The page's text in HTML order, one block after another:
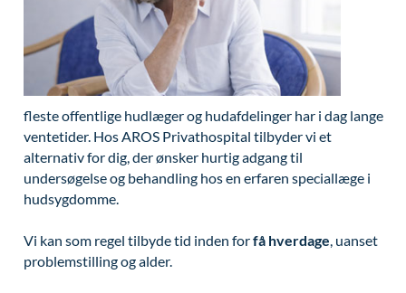
Ar og strækmærker
Uønsket hårvækst
Hårtab
Aldersprægede håndrygge
Kropsforyngelse og opstramning
Intim konturering/foryngelse
Kosmetisk Plastikkirurgi
Modelopskrivning
Plasmaprodukter i æstetisk, kosmetisk og anti-
aging medicin
Prisliste
Skriv dig op
Udskrivelse
Kontakt os & Find vej
Kvalitet og patienttilfredshed
Nyttige links
Parkering og opladning på AROS Privathospital
Persondatapolitik på AROS
Rygepolitik
Sengestuer
Vores mål
fleste offentlige hudlæger og hudafdelinger har i dag lange
ventetider. Hos AROS Privathospital tilbyder vi et
alternativ for dig, der ønsker hurtig adgang til
undersøgelse og behandling hos en erfaren speciallæge i
hudsygdomme.
Vi kan som regel tilbyde tid inden forfå hverdage, uanset
problemstilling og alder.